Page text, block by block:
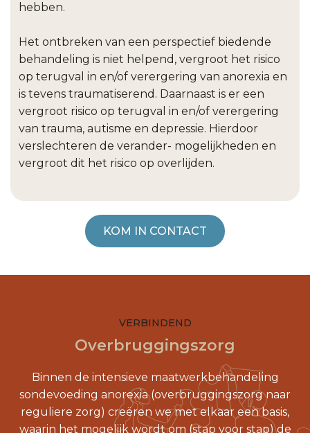
hebben.
Het ontbreken van een perspectief biedende
behandeling is niet helpend, vergroot het risico
op terugval in en/of verergering van anorexia en
is tevens traumatiserend. Daarnaast is er een
vergroot risico op terugval in en/of verergering
van trauma, autisme en depressie. Hierdoor
verslechteren de verander- mogelijkheden en
vergroot dit het risico op overlijden.
KOM IN CONTACT
VERBINDEND
Overbruggingszorg
​Binnen de intensieve maatwerkbehandeling
sondevoeding anorexia (overbruggingszorg naar
reguliere zorg) creëren we met elkaar een basis,
waarin het mogelijk wordt om (stap voor stap) de